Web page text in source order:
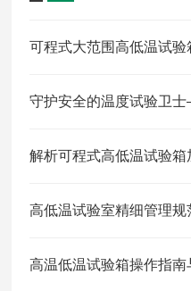
可程式大范围高低温试验
高温低温试验箱操作指南